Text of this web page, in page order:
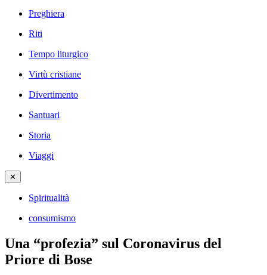
Preghiera
Riti
Tempo liturgico
Virtù cristiane
Divertimento
Santuari
Storia
Viaggi
✕
Spiritualità
consumismo
Una “profezia” sul Coronavirus del
Priore di Bose